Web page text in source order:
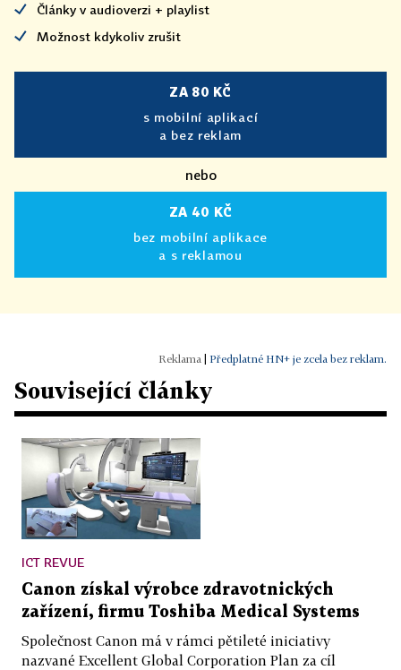
Články v audioverzi + playlist
Možnost kdykoliv zrušit
ZA 80 KČ
s mobilní aplikací
a bez reklam
nebo
ZA 40 KČ
bez mobilní aplikace
a s reklamou
Předplatné HN+ je zcela bez reklam.
Související články
ICT REVUE
Canon získal výrobce zdravotnických
zařízení, firmu Toshiba Medical Systems
Společnost Canon má v rámci pětileté iniciativy
nazvané Excellent Global Corporation Plan za cíl